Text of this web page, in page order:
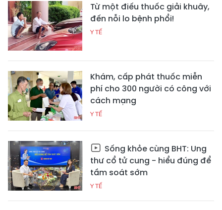
Từ một điếu thuốc giải khuây,
đến nỗi lo bệnh phổi!
Y TẾ
Khám, cấp phát thuốc miễn
phí cho 300 người có công với
cách mạng
Y TẾ
Sống khỏe cùng BHT: Ung
thư cổ tử cung - hiểu đúng để
tầm soát sớm
Y TẾ